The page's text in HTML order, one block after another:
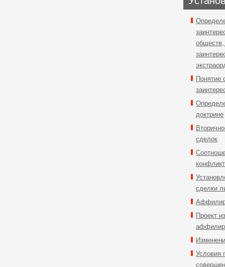
обществ,
Понятие
доктрине
сделок
сделки
Проект
Условия